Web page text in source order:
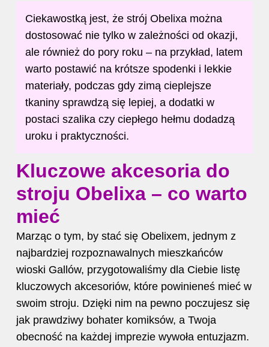
Ciekawostką jest, że strój Obelixa można
dostosować nie tylko w zależności od okazji,
ale również do pory roku – na przykład, latem
warto postawić na krótsze spodenki i lekkie
materiały, podczas gdy zimą cieplejsze
tkaniny sprawdzą się lepiej, a dodatki w
postaci szalika czy ciepłego hełmu dodadzą
uroku i praktyczności.
Kluczowe akcesoria do
stroju Obelixa – co warto
mieć
Marząc o tym, by stać się Obelixem, jednym z
najbardziej rozpoznawalnych mieszkańców
wioski Gallów, przygotowaliśmy dla Ciebie listę
kluczowych akcesoriów, które powinieneś mieć w
swoim stroju. Dzięki nim na pewno poczujesz się
jak prawdziwy bohater komiksów, a Twoja
obecność na każdej imprezie wywoła entuzjazm.